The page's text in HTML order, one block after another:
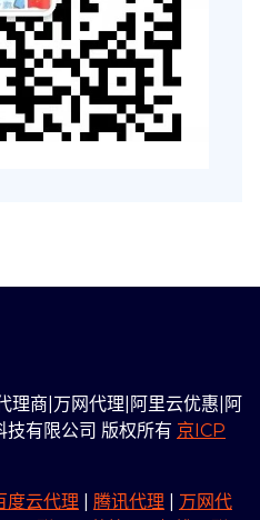
商|万网代理|阿里云优惠|阿
技有限公司 版权所有 京ICP
度云代理 腾讯代理
万网代